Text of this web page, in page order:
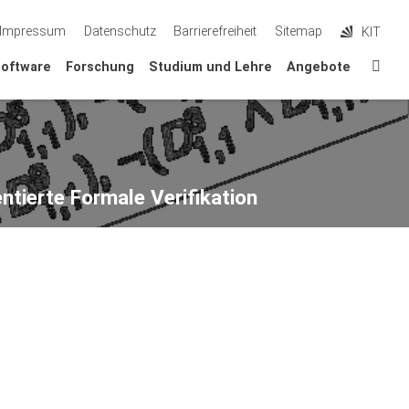
Impressum Datenschutz Barrierefreiheit Sitemap KIT
Forschung Studium und Lehre Angebote
Formale Verifikation